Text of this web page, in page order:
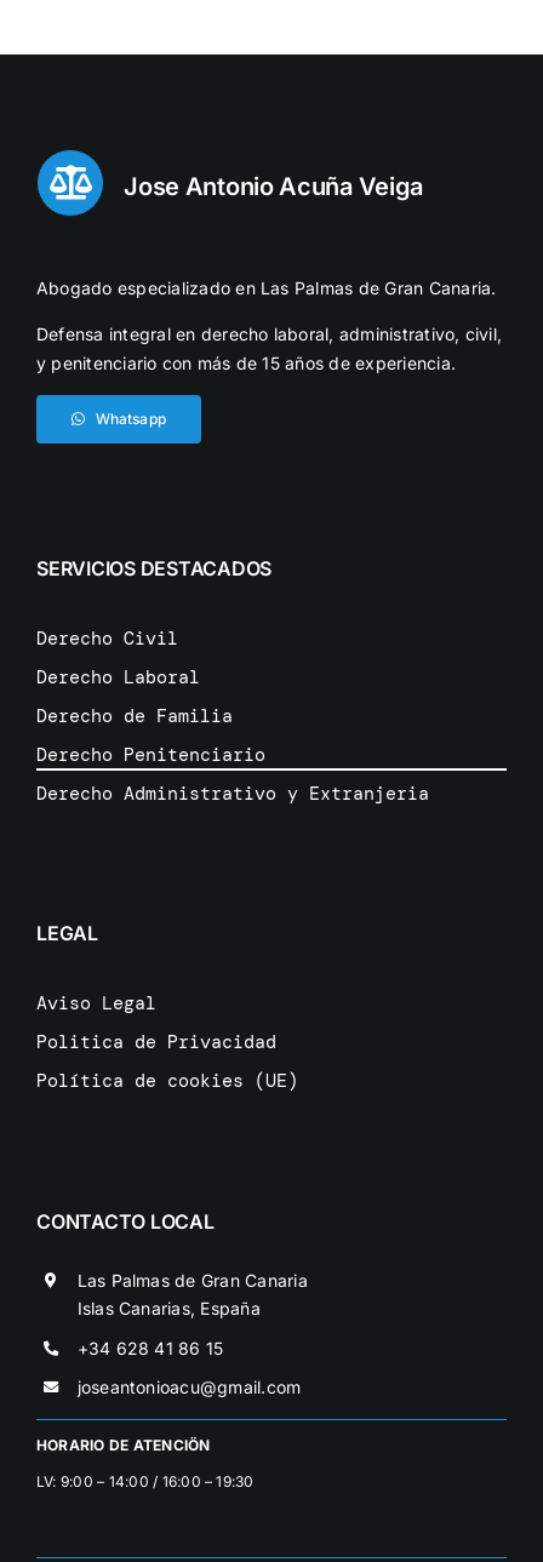
Jose Antonio Acuña Veiga
Abogado especializado en Las Palmas de Gran Canaria.
Defensa integral en derecho laboral, administrativo, civil,
y penitenciario con más de 15 años de experiencia.
Whatsapp
SERVICIOS DESTACADOS
Derecho Civil
Derecho Laboral
Derecho de Familia
Derecho Penitenciario
Derecho Administrativo y Extranjeria
LEGAL
Aviso Legal
Politica de Privacidad
Política de cookies (UE)
CONTACTO LOCAL
Las Palmas de Gran Canaria
Islas Canarias, España
+34 628 41 86 15
joseantonioacu@gmail.com
HORARIO DE ATENCIÖN
LV: 9:00 – 14:00 / 16:00 – 19:30